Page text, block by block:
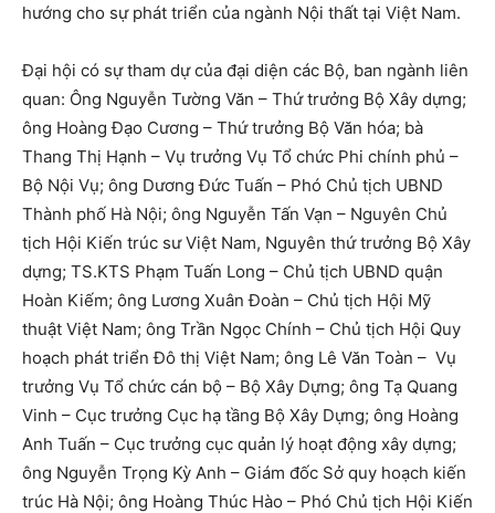
hướng cho sự phát triển của ngành Nội thất tại Việt Nam.
Đại hội có sự tham dự của đại diện các Bộ, ban ngành liên
quan: Ông Nguyễn Tường Văn – Thứ trưởng Bộ Xây dựng;
ông Hoàng Đạo Cương – Thứ trưởng Bộ Văn hóa; bà
Thang Thị Hạnh – Vụ trưởng Vụ Tổ chức Phi chính phủ –
Bộ Nội Vụ; ông Dương Đức Tuấn – Phó Chủ tịch UBND
Thành phố Hà Nội; ông Nguyễn Tấn Vạn – Nguyên Chủ
tịch Hội Kiến trúc sư Việt Nam, Nguyên thứ trưởng Bộ Xây
dựng; TS.KTS Phạm Tuấn Long – Chủ tịch UBND quận
Hoàn Kiếm; ông Lương Xuân Đoàn – Chủ tịch Hội Mỹ
thuật Việt Nam; ông Trần Ngọc Chính – Chủ tịch Hội Quy
hoạch phát triển Đô thị Việt Nam; ông Lê Văn Toàn – Vụ
trưởng Vụ Tổ chức cán bộ – Bộ Xây Dựng; ông Tạ Quang
Vinh – Cục trưởng Cục hạ tầng Bộ Xây Dựng; ông Hoàng
Anh Tuấn – Cục trưởng cục quản lý hoạt động xây dựng;
ông Nguyễn Trọng Kỳ Anh – Giám đốc Sở quy hoạch kiến
trúc Hà Nội; ông Hoàng Thúc Hào – Phó Chủ tịch Hội Kiến